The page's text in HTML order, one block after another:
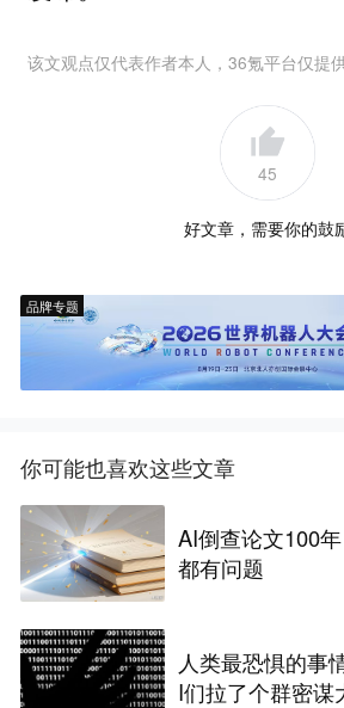
该文观点仅代表作者本人，36氪平台仅提
45
好文章，需要你的鼓
品牌专题
你可能也喜欢这些文章
AI倒查论文100
都有问题
人类最恐惧的事
I们拉了个群密谋